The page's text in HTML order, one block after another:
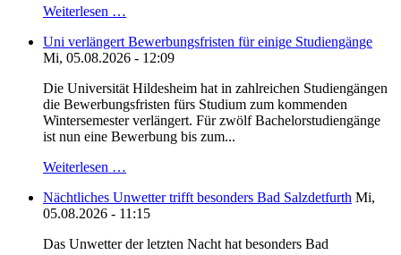
Weiterlesen …
Uni verlängert Bewerbungsfristen für einige Studiengänge
Mi, 05.08.2026 - 12:09
Die Universität Hildesheim hat in zahlreichen Studiengängen
die Bewerbungsfristen fürs Studium zum kommenden
Wintersemester verlängert. Für zwölf Bachelorstudiengänge
ist nun eine Bewerbung bis zum...
Weiterlesen …
Nächtliches Unwetter trifft besonders Bad Salzdetfurth Mi,
05.08.2026 - 11:15
Das Unwetter der letzten Nacht hat besonders Bad